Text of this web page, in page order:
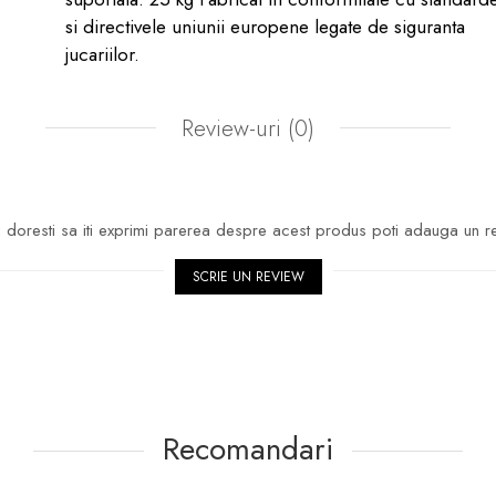
si directivele uniunii europene legate de siguranta
jucariilor.
Review-uri (0)
doresti sa iti exprimi parerea despre acest produs poti adauga un
SCRIE UN REVIEW
Recomandari